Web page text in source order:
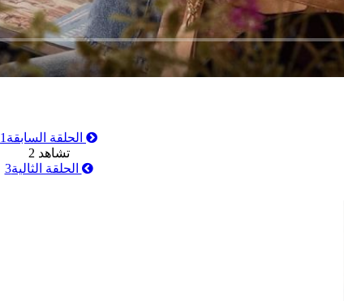
الحلقة السابقة 1
تشاهد 2
الحلقة الثالية3